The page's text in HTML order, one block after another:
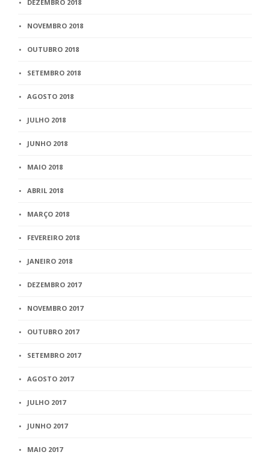
DEZEMBRO 2018
NOVEMBRO 2018
OUTUBRO 2018
SETEMBRO 2018
AGOSTO 2018
JULHO 2018
JUNHO 2018
MAIO 2018
ABRIL 2018
MARÇO 2018
FEVEREIRO 2018
JANEIRO 2018
DEZEMBRO 2017
NOVEMBRO 2017
OUTUBRO 2017
SETEMBRO 2017
AGOSTO 2017
JULHO 2017
JUNHO 2017
MAIO 2017